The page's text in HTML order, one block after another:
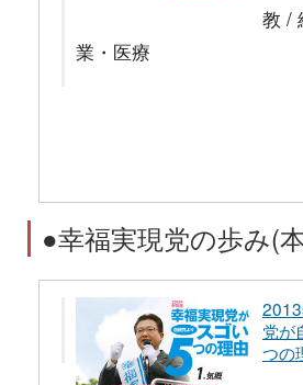
教 /
業・医療
●幸福実現党の歩み(
党が
つの